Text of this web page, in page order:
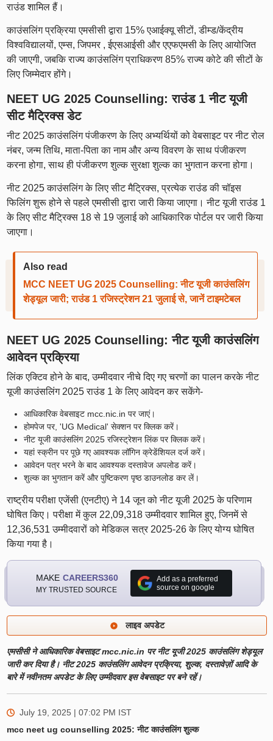
राउंड शामिल हैं।
काउंसलिंग प्रक्रिया एमसीसी द्वारा 15% एआईक्यू सीटों, डीम्ड/केंद्रीय
विश्वविद्यालयों, एम्स, जिपमर , ईएसआईसी और एएफएमसी के लिए आयोजित
की जाएगी, जबकि राज्य काउंसलिंग प्राधिकरण 85% राज्य कोटे की सीटों के
लिए जिम्मेदार होंगे।
NEET UG 2025 Counselling: राउंड 1 नीट यूजी
सीट मैट्रिक्स डेट
नीट 2025 काउंसलिंग पंजीकरण के लिए अभ्यर्थियों को वेबसाइट पर नीट रोल
नंबर, जन्म तिथि, माता-पिता का नाम और अन्य विवरण के साथ पंजीकरण
करना होगा, साथ ही पंजीकरण शुल्क सुरक्षा शुल्क का भुगतान करना होगा।
नीट 2025 काउंसलिंग के लिए सीट मैट्रिक्स, प्रत्येक राउंड की चॉइस
फिलिंग शुरू होने से पहले एमसीसी द्वारा जारी किया जाएगा। नीट यूजी राउंड 1
के लिए सीट मैट्रिक्स 18 से 19 जुलाई को आधिकारिक पोर्टल पर जारी किया
जाएगा।
Also read
MCC NEET UG 2025 Counselling: नीट यूजी काउंसलिंग
शेड्यूल जारी; राउंड 1 रजिस्ट्रेशन 21 जुलाई से, जानें टाइमटेबल
NEET UG 2025 Counselling: नीट यूजी काउंसलिंग
आवेदन प्रक्रिया
लिंक एक्टिव होने के बाद, उम्मीदवार नीचे दिए गए चरणों का पालन करके नीट
यूजी काउंसलिंग 2025 राउंड 1 के लिए आवेदन कर सकेंगे-
आधिकारिक वेबसाइट mcc.nic.in पर जाएं।
होमपेज पर, 'UG Medical' सेक्शन पर क्लिक करें।
नीट यूजी काउंसलिंग 2025 रजिस्ट्रेशन लिंक पर क्लिक करें।
यहां स्क्रीन पर पूछे गए आवश्यक लॉगिन क्रेडेंशियल दर्ज करें।
आवेदन पत्र भरने के बाद आवश्यक दस्तावेज अपलोड करें।
शुल्क का भुगतान करें और पुष्टिकरण पृष्ठ डाउनलोड कर लें।
राष्ट्रीय परीक्षा एजेंसी (एनटीए) ने 14 जून को नीट यूजी 2025 के परिणाम
घोषित किए। परीक्षा में कुल 22,09,318 उम्मीदवार शामिल हुए, जिनमें से
12,36,531 उम्मीदवारों को मेडिकल सत्र 2025-26 के लिए योग्य घोषित
किया गया है।
MAKE CAREERS360
MY TRUSTED SOURCE
Add as a preferred
source on google
लाइव अपडेट
एमसीसी ने आधिकारिक वेबसाइट mcc.nic.in पर नीट यूजी 2025 काउंसलिंग शेड्यूल
जारी कर दिया है। नीट 2025 काउंसलिंग आवेदन प्रक्रिया, शुल्क, दस्तावेज़ों आदि के
बारे में नवीनतम अपडेट के लिए उम्मीदवार इस वेबसाइट पर बने रहें।
July 19, 2025 | 07:02 PM IST
mcc neet ug counselling 2025: नीट काउंसलिंग शुल्क